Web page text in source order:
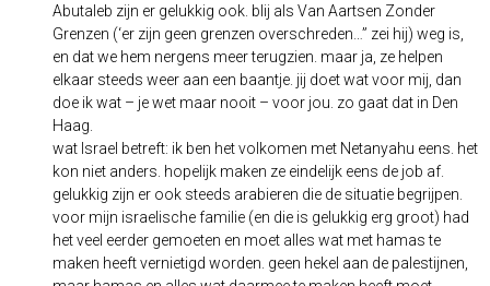
Abutaleb zijn er gelukkig ook. blij als Van Aartsen Zonder
Grenzen (‘er zijn geen grenzen overschreden…” zei hij) weg is,
en dat we hem nergens meer terugzien. maar ja, ze helpen
elkaar steeds weer aan een baantje. jij doet wat voor mij, dan
doe ik wat – je wet maar nooit – voor jou. zo gaat dat in Den
Haag.
wat Israel betreft: ik ben het volkomen met Netanyahu eens. het
kon niet anders. hopelijk maken ze eindelijk eens de job af.
gelukkig zijn er ook steeds arabieren die de situatie begrijpen.
voor mijn israelische familie (en die is gelukkig erg groot) had
het veel eerder gemoeten en moet alles wat met hamas te
maken heeft vernietigd worden. geen hekel aan de palestijnen,